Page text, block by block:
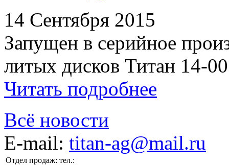
14 Сентября 2015
Запущен в серийное
литых дисков Титан 14-00
Читать подробнее
Всё новости
E-mail: titan-ag@mail.ru
Отдел продаж: тел.: